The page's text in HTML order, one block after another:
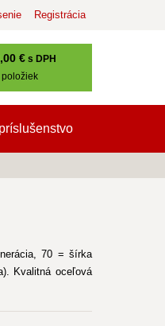
,00 € s DPH
položiek
Registrácia
70 = šírka
Kvalitná oceľová